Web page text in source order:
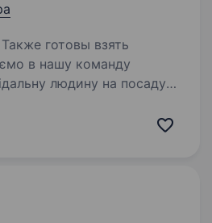
готовы взять
людину на посаду